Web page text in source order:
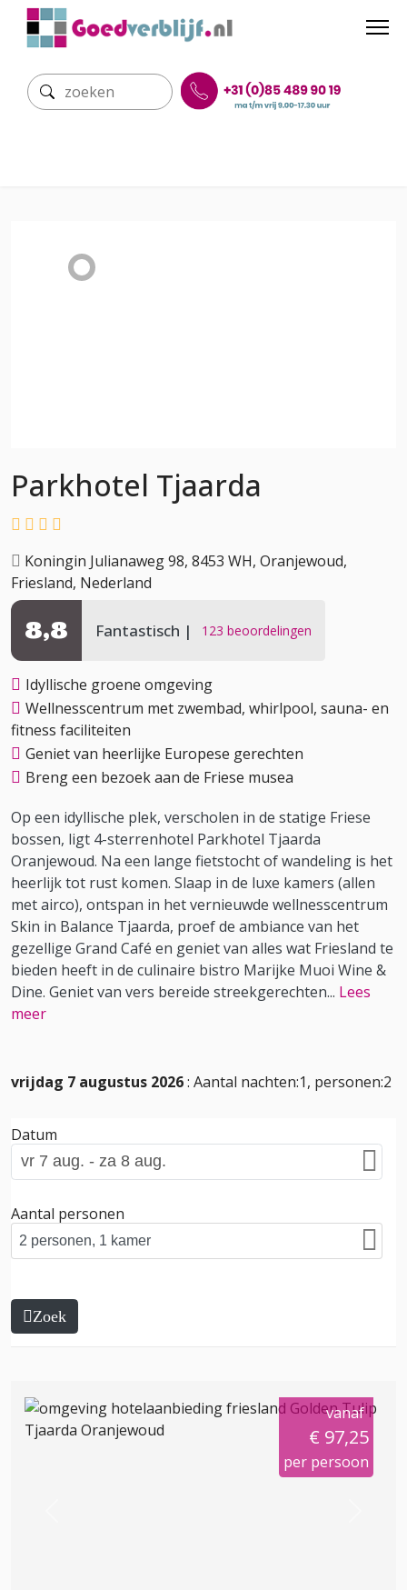
Parkhotel Tjaarda
Koningin Julianaweg 98, 8453 WH, Oranjewoud,
Friesland, Nederland
Fantastisch 123 beoordelingen
8,8
Idyllische groene omgeving
Wellnesscentrum met zwembad, whirlpool, sauna- en
fitness faciliteiten
Geniet van heerlijke Europese gerechten
Breng een bezoek aan de Friese musea
Op een idyllische plek, verscholen in de statige Friese
bossen, ligt 4-sterrenhotel Parkhotel Tjaarda
Oranjewoud. Na een lange fietstocht of wandeling is het
heerlijk tot rust komen. Slaap in de luxe kamers (allen
met airco), ontspan in het vernieuwde wellnesscentrum
Skin in Balance Tjaarda, proef de ambiance van het
gezellige Grand Café en geniet van alles wat Friesland te
bieden heeft in de culinaire bistro Marijke Muoi Wine &
Dine. Geniet van vers bereide streekgerechten... Lees
meer
vrijdag 7 augustus 2026: Aantal nachten:1, personen:2
Datum
Aantal personen
Zoek
vanaf
€ 97,25
per persoon